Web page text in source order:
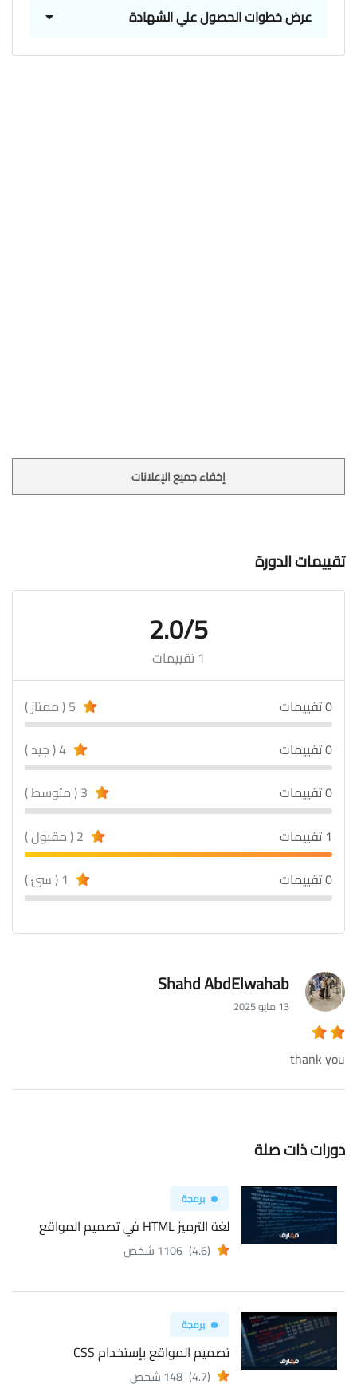
عرض خطوات الحصول علي الشهادة
إخفاء جميع الإعلانات
تقييمات الدورة
2.0/5
1 تقييمات
0 تقييمات
0 تقييمات
0 تقييمات
1 تقييمات
0 تقييمات
Shahd AbdElwahab
13 مايو 2025
thank you
دورات ذات صلة
برمجة
لغة الترميز HTML في تصميم المواقع
(4.6) 1106 شخص
برمجة
تصميم المواقع بإستخدام CSS
(4.7) 148 شخص